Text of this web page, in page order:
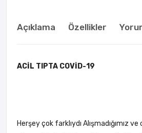
Açıklama Özellikler
ACİL TIPTA COVİD-19
Herşey çok farklıydı Alışmadığımız